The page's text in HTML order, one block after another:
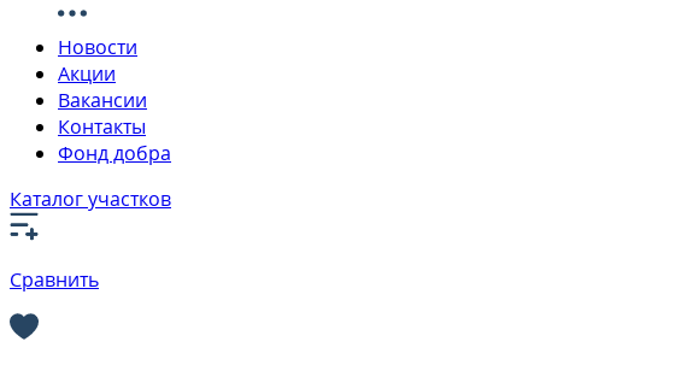
Новости
Акции
Вакансии
Контакты
Фонд добра
Каталог участков
Сравнить